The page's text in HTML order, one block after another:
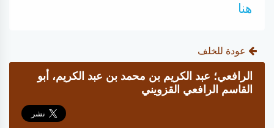
هنا
عودة للخلف
الرافعي؛ عبد الكريم بن محمد بن عبد الكريم، أبو
القاسم الرافعي القزويني